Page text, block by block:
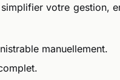
votre gestion,
manuellement.